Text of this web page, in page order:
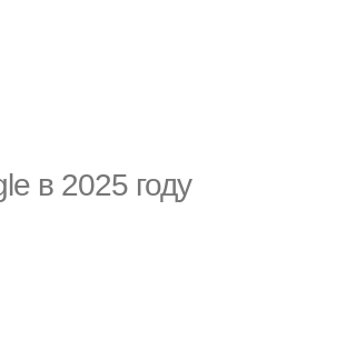
в 2025 году